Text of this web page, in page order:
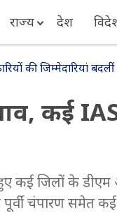
राज्य देश
की जिम्मेदारियां बदलीं
कई
कई जिलों के डीएम
चंपारण समेत कई